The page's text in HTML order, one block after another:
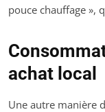
pouce chauffage »,
achat local
Une autre manière